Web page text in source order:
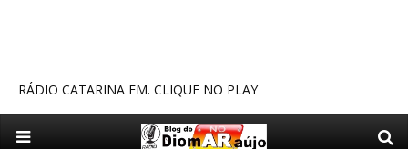
RÁDIO CATARINA FM. CLIQUE NO PLAY